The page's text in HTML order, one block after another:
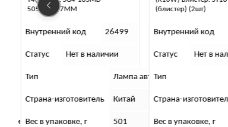
автомобильная
(блистер) (2шт)
Внутренний код 26415
Статус Нет в наличии
Тип Лампа автомобильная
Страна-изготовитель Китай
Вес в упаковке, г 501
Внутренний код
Статус Нет в
Тип
Страна-
Размер упаковки